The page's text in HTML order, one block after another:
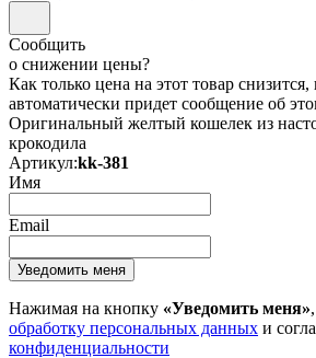
Сообщить
о снижении цены?
Как только цена на этот товар
автоматически придет сообщение об
Оригинальный желтый кошелек из
крокодила
Артикул:kk-381
Имя
Email
Нажимая на кнопку «Уведомить меня»
обработку персональных данных и
конфиденциальности